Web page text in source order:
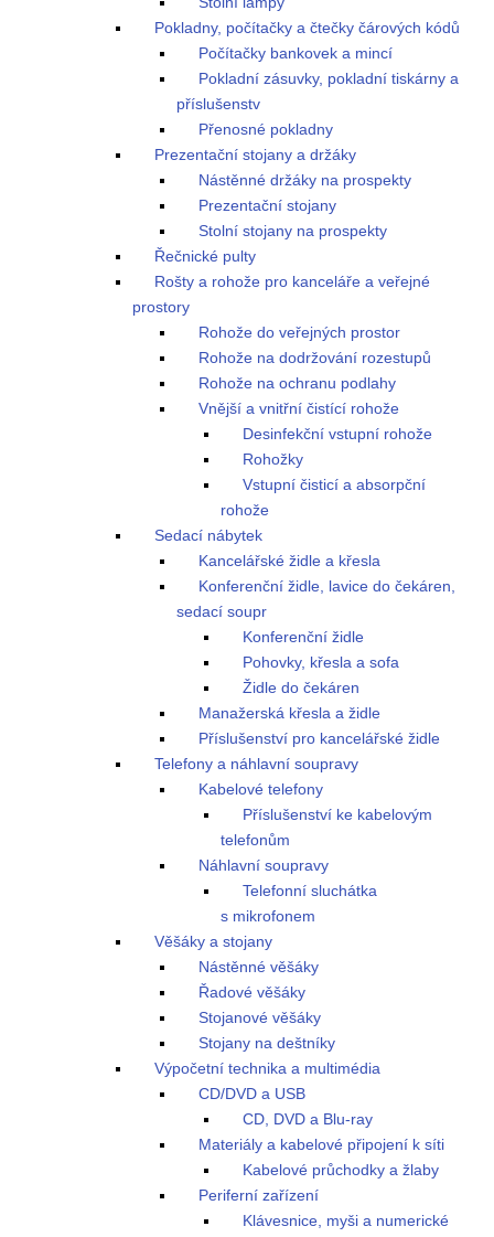
Pokladny, počítačky a čtečky čárových kódů
Počítačky bankovek a mincí
Pokladní zásuvky, pokladní tiskárny a
příslušenstv
Přenosné pokladny
Prezentační stojany a držáky
Nástěnné držáky na prospekty
Prezentační stojany
Stolní stojany na prospekty
Řečnické pulty
Rošty a rohože pro kanceláře a veřejné
prostory
Rohože do veřejných prostor
Rohože na dodržování rozestupů
Rohože na ochranu podlahy
Vnější a vnitřní čistící rohože
Desinfekční vstupní rohože
Rohožky
Vstupní čisticí a absorpční
rohože
Sedací nábytek
Kancelářské židle a křesla
Konferenční židle, lavice do čekáren,
sedací soupr
Konferenční židle
Pohovky, křesla a sofa
Židle do čekáren
Manažerská křesla a židle
Příslušenství pro kancelářské židle
Telefony a náhlavní soupravy
Kabelové telefony
Příslušenství ke kabelovým
telefonům
Náhlavní soupravy
Telefonní sluchátka
s mikrofonem
Věšáky a stojany
Nástěnné věšáky
Řadové věšáky
Stojanové věšáky
Stojany na deštníky
Výpočetní technika a multimédia
CD/DVD a USB
CD, DVD a Blu-ray
Materiály a kabelové připojení k síti
Kabelové průchodky a žlaby
Periferní zařízení
Klávesnice, myši a numerické